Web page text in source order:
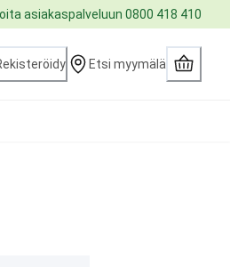
asiakaspalveluun 0800 418 410
Etsi myymälä